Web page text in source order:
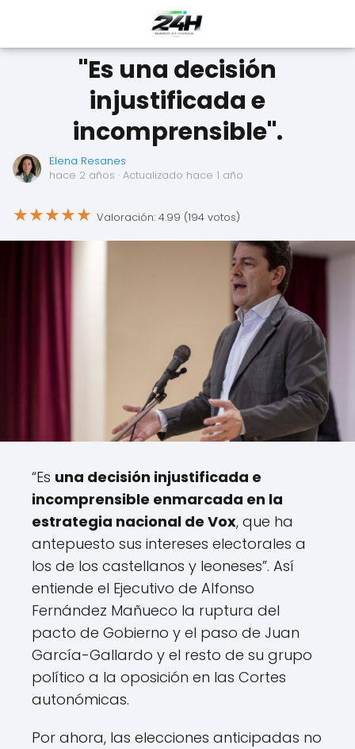
"Es una decisión
injustificada e
incomprensible".
Elena Resanes
hace 2 años · Actualizado hace 1 año
★★★★★ Valoración: 4.99 (194 votos)
“Es una decisión injustificada e
incomprensible enmarcada en la
estrategia nacional de Vox, que ha
antepuesto sus intereses electorales a
los de los castellanos y leoneses”. Así
entiende el Ejecutivo de Alfonso
Fernández Mañueco la ruptura del
pacto de Gobierno y el paso de Juan
García-Gallardo y el resto de su grupo
político a la oposición en las Cortes
autonómicas.
Por ahora, las elecciones anticipadas no